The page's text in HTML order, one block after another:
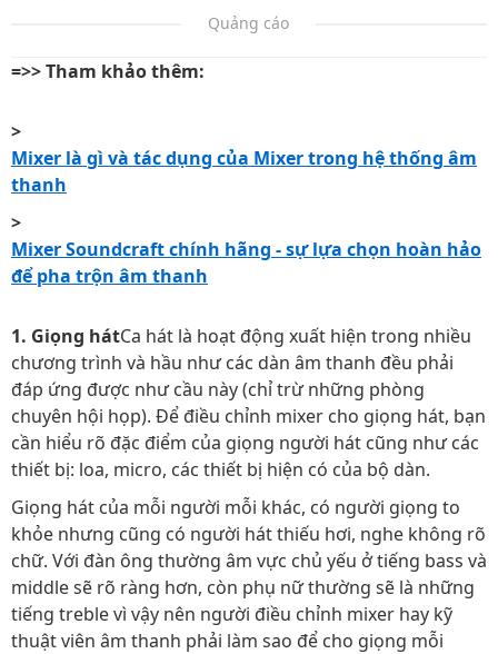
Quảng cáo
=>> Tham khảo thêm:
>
Mixer là gì và tác dụng của Mixer trong hệ thống âm
thanh
>
Mixer Soundcraft chính hãng - sự lựa chọn hoàn hảo
để pha trộn âm thanh
1. Giọng hátCa hát là hoạt động xuất hiện trong nhiều
chương trình và hầu như các dàn âm thanh đều phải
đáp ứng được như cầu này (chỉ trừ những phòng
chuyên hội họp). Để điều chỉnh mixer cho giọng hát, bạn
cần hiểu rõ đặc điểm của giọng người hát cũng như các
thiết bị: loa, micro, các thiết bị hiện có của bộ dàn.
Giọng hát của mỗi người mỗi khác, có người giọng to
khỏe nhưng cũng có người hát thiếu hơi, nghe không rõ
chữ. Với đàn ông thường âm vực chủ yếu ở tiếng bass và
middle sẽ rõ ràng hơn, còn phụ nữ thường sẽ là những
tiếng treble vì vậy nên người điều chỉnh mixer hay kỹ
thuật viên âm thanh phải làm sao để cho giọng mỗi